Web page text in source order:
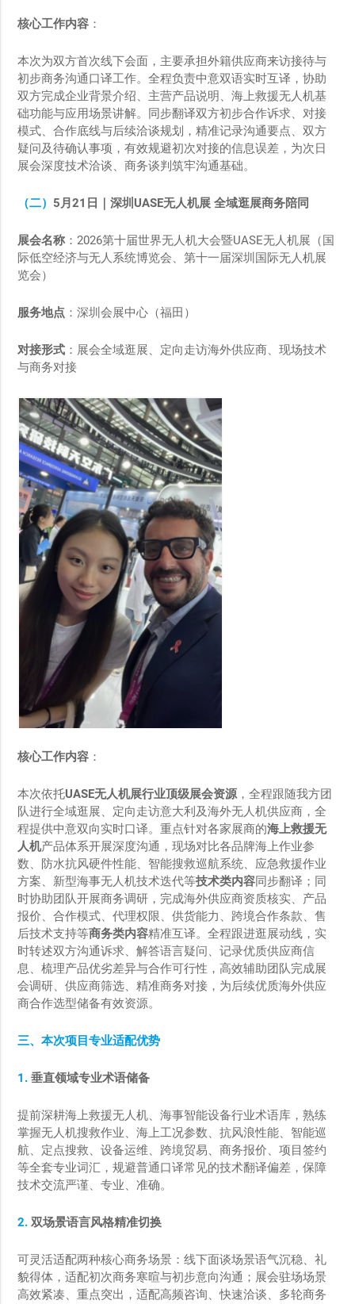
核心工作内容 ：
本次为双方首次线下会面，主要承担外籍供应商来访接待与
初步商务沟通口译工作。全程负责中意双语实时互译，协助
双方完成企业背景介绍、主营产品说明、海上救援无人机基
础功能与应用场景讲解。同步翻译双方初步合作诉求、对接
模式、合作底线与后续洽谈规划，精准记录沟通要点、双方
疑问及待确认事项，有效规避初次对接的信息误差，为次日
展会深度技术洽谈、商务谈判筑牢沟通基础。
（二） 5月21 日｜深圳UASE无人机展 全域逛展商务陪同
展会名称 ：2026第十届世界无人机大会暨UASE无人机展（国
际低空经济与无人系统博览会、第十一届深圳国际无人机展
览会）
服务地点 ：深圳会展中心（福田）
对接形式 ：展会全域逛展、定向走访海外供应商、现场技术
与商务对接
核心工作内容 ：
本次依托UASE无人机展行业顶级展会资源，全程跟随我方团
队进行全域逛展、定向走访意大利及海外无人机供应商，全
程提供中意双向实时口译。重点针对各家展商的海上救援无
人机产品体系开展深度沟通，现场对比各品牌海上作业参
数、防水抗风硬件性能、智能搜救巡航系统、应急救援作业
方案、新型海事无人机技术迭代等技术类内容同步翻译；同
时协助团队开展商务调研，完成海外供应商资质核实、产品
报价、合作模式、代理权限、供货能力、跨境合作条款、售
后技术支持等商务类内容精准互译。全程跟进逛展动线，实
时转述双方沟通诉求、解答语言疑问、记录优质供应商信
息、梳理产品优劣差异与合作可行性，高效辅助团队完成展
会调研、供应商筛选、精准商务对接，为后续优质海外供应
商合作选型储备有效资源。
三、本次项目专业适配优势
1.垂直领域专业术语储备
提前深耕海上救援无人机、海事智能设备行业术语库，熟练
掌握无人机搜救作业、海上工况参数、抗风浪性能、智能巡
航、定点搜救、设备运维、跨境贸易、商务报价、项目签约
等全套专业词汇，规避普通口译常见的技术翻译偏差，保障
技术交流严谨、专业、准确。
2.双场景语言风格精准切换
可灵活适配两种核心商务场景：线下面谈场景语气沉稳、礼
貌得体，适配初次商务寒暄与初步意向沟通；展会驻场场景
高效紧凑、重点突出，适配高频咨询、快速洽谈、多轮商务